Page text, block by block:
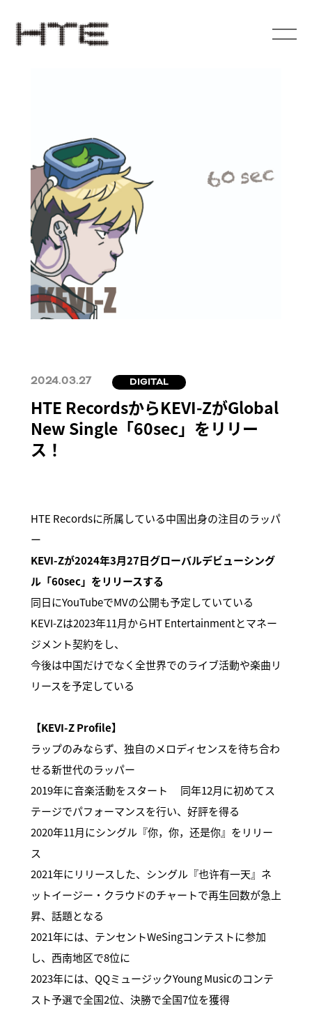
2024.03.27 DIGITAL
HTE RecordsからKEVI-ZがGlobal
New Single「60sec」をリリー
ス！
HTE Recordsに所属している中国出身の注目のラッパ
ー
KEVI-Zが2024年3月27日グローバルデビューシング
ル「60sec」をリリースする
同日にYouTubeでMVの公開も予定していている
KEVI-Zは2023年11月からHT Entertainmentとマネー
ジメント契約をし、
今後は中国だけでなく全世界でのライブ活動や楽曲リ
リースを予定している
【KEVI-Z Profile】
ラップのみならず、独自のメロディセンスを待ち合わ
せる新世代のラッパー
2019年に音楽活動をスタート 同年12月に初めてス
テージでパフォーマンスを行い、好評を得る
2020年11月にシングル『你，你，还是你』をリリー
ス
2021年にリリースした、シングル『也许有一天』ネ
ットイージー・クラウドのチャートで再生回数が急上
昇、話題となる
2021年には、テンセントWeSingコンテストに参加
し、西南地区で8位に
2023年には、QQミュージックYoung Musicのコンテ
スト予選で全国2位、決勝で全国7位を獲得